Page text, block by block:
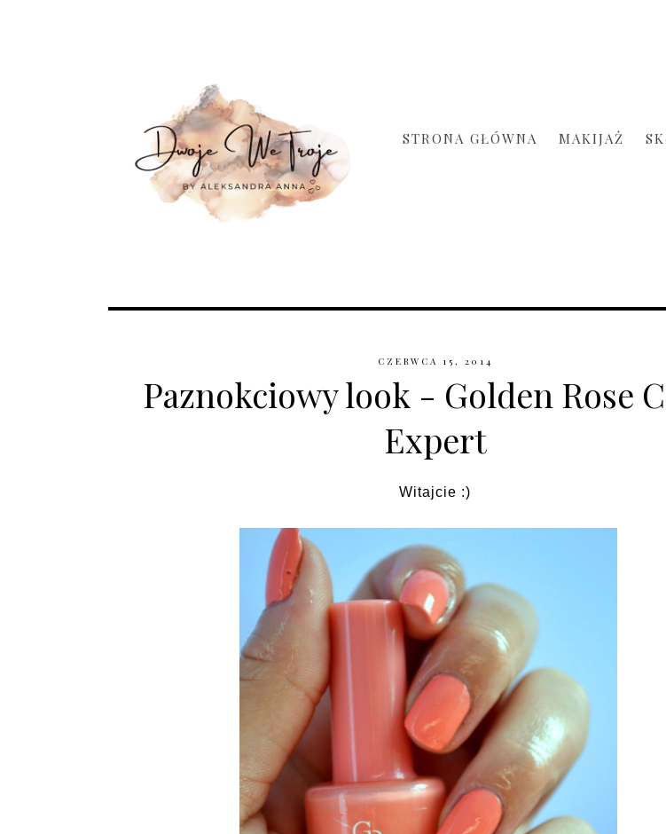
STRONA GŁÓWNA MAKIJAŻ
CZERWCA 15, 2014
Paznokciowy look - Golden Rose
Expert
Witajcie :)